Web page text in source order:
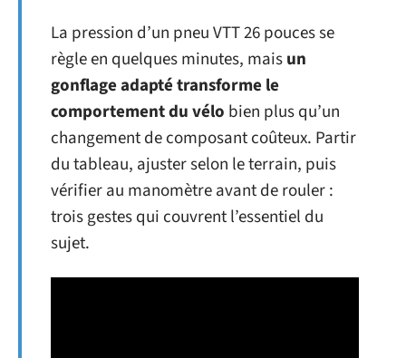
La pression d’un pneu VTT 26 pouces se
règle en quelques minutes, maisun
gonflage adapté transforme le
comportement du vélo bien plus qu’un
changement de composant coûteux. Partir
du tableau, ajuster selon le terrain, puis
vérifier au manomètre avant de rouler :
trois gestes qui couvrent l’essentiel du
sujet.